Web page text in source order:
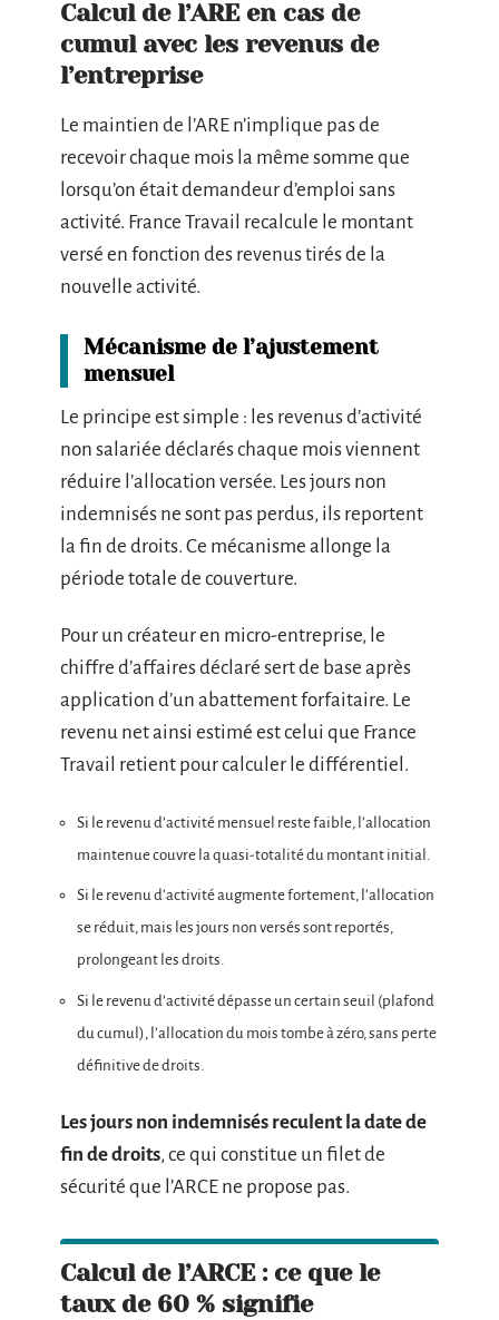
Calcul de l’ARE en cas de
cumul avec les revenus de
l’entreprise
Le maintien de l’ARE n’implique pas de
recevoir chaque mois la même somme que
lorsqu’on était demandeur d’emploi sans
activité. France Travail recalcule le montant
versé en fonction des revenus tirés de la
nouvelle activité.
Mécanisme de l’ajustement
mensuel
Le principe est simple : les revenus d’activité
non salariée déclarés chaque mois viennent
réduire l’allocation versée. Les jours non
indemnisés ne sont pas perdus, ils reportent
la fin de droits. Ce mécanisme allonge la
période totale de couverture.
Pour un créateur en micro-entreprise, le
chiffre d’affaires déclaré sert de base après
application d’un abattement forfaitaire. Le
revenu net ainsi estimé est celui que France
Travail retient pour calculer le différentiel.
Si le revenu d’activité mensuel reste faible, l’allocation
maintenue couvre la quasi-totalité du montant initial.
Si le revenu d’activité augmente fortement, l’allocation
se réduit, mais les jours non versés sont reportés,
prolongeant les droits.
Si le revenu d’activité dépasse un certain seuil (plafond
du cumul), l’allocation du mois tombe à zéro, sans perte
définitive de droits.
Les jours non indemnisés reculent la date de
fin de droits, ce qui constitue un filet de
sécurité que l’ARCE ne propose pas.
Calcul de l’ARCE : ce que le
taux de 60 % signifie